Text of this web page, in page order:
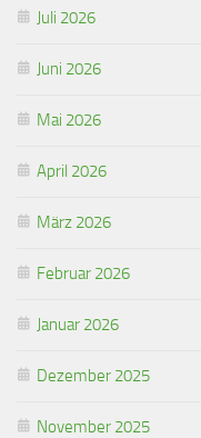
Juli 2026
Juni 2026
Mai 2026
April 2026
März 2026
Februar 2026
Januar 2026
Dezember 2025
November 2025